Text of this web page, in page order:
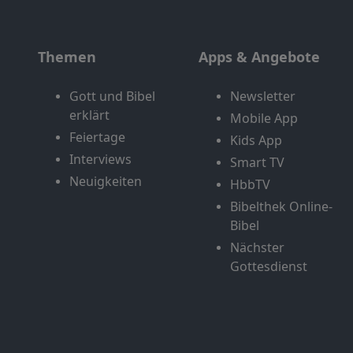
Themen
Gott und Bibel
erklärt
Feiertage
Interviews
Neuigkeiten
Apps & Angebote
Newsletter
Mobile App
Kids App
Smart TV
HbbTV
Bibelthek Online-
Bibel
Nächster
Gottesdienst